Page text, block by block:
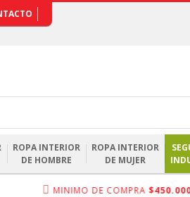
ROPA INTERIOR
DE HOMBRE
ROPA INTERIOR
DE MUJER
MINIMO DE COMPRA $450.000